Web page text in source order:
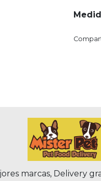
marcas, Delivery